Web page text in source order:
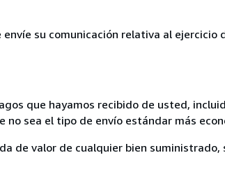
su comunicación relativa al
que hayamos recibido de usted,
sea el tipo de envío estándar más
de valor de cualquier bien